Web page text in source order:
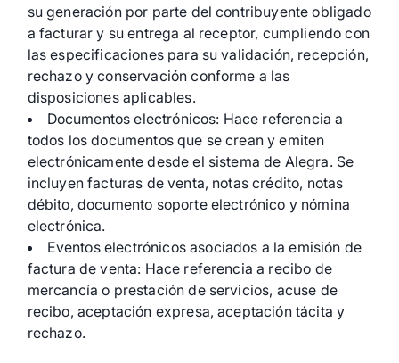
su generación por parte del contribuyente obligado
a facturar y su entrega al receptor, cumpliendo con
las especificaciones para su validación, recepción,
rechazo y conservación conforme a las
disposiciones aplicables.
Documentos electrónicos: Hace referencia a
todos los documentos que se crean y emiten
electrónicamente desde el sistema de Alegra. Se
incluyen facturas de venta, notas crédito, notas
débito, documento soporte electrónico y nómina
electrónica.
Eventos electrónicos asociados a la emisión de
factura de venta: Hace referencia a recibo de
mercancía o prestación de servicios, acuse de
recibo, aceptación expresa, aceptación tácita y
rechazo.